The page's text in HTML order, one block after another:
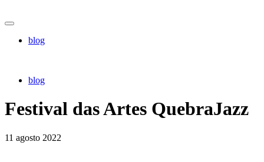
blog
blog
Festival das Artes QuebraJazz
11 agosto 2022